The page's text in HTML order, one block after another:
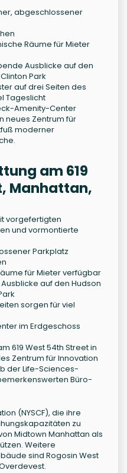
abgeschlossener
Räume für Mieter
Ausblicke auf den
Park
auf drei Seiten des
Tageslicht
Amenity-Center
neues Zentrum für
moderner
am 619
Manhattan,
vorgefertigten
und vormontierte
Parkplatz
für Mieter verfügbar
auf den Hudson
sorgen für viel
im Erdgeschoss
619 West 54th Street in
Zentrum für Innovation
der Life-Sciences-
Büro-
(NYSCF), die ihre
zu
Midtown Manhattan als
Weitere
sind Rogosin West